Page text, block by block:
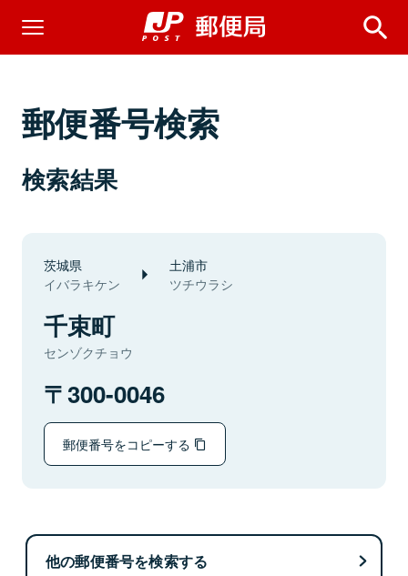
郵便番号検索
検索結果
茨城県
イバラキケン
土浦市
ツチウラシ
千束町
センゾクチョウ
300-0046
郵便番号をコピーする
他の郵便番号を検索する